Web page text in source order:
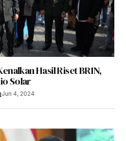
Hasil Riset BRIN,
Solar
Jun 4, 2024